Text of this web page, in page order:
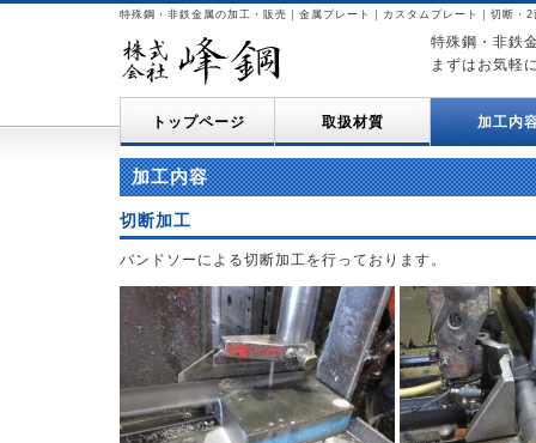
特殊鋼・非鉄金属の加工・販売｜金属プレート｜カスタムプレート｜切断
特殊鋼・非鉄
まずはお気軽
トップページ 取扱材質 加工内
加工内容
切断加工
バンドソーによる切断加工を行っております。